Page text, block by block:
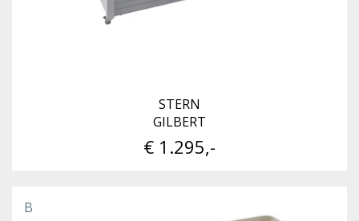
STERN
GILBERT
€ 1.295,-
B